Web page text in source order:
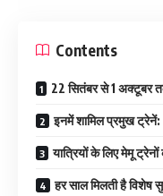
Contents
22 सितंबर से 1 अक्टूबर
इनमें शामिल प्रमुख ट्रेनें:
यात्रियों के लिए मेमू ट्रेनों
हर साल मिलती है विशेष